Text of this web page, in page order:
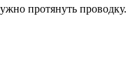
протянуть проводку.